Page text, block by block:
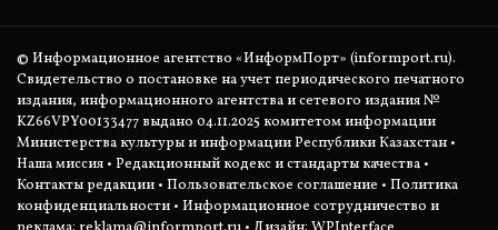
© Информационное агентство «ИнформПорт» (informport.ru).
Свидетельство о постановке на учет периодического печатного
издания, информационного агентства и сетевого издания №
KZ66VPY00133477 выдано 04.11.2025 комитетом информации
Министерства культуры и информации Республики Казахстан •
Наша миссия • Редакционный кодекс и стандарты качества •
Контакты редакции • Пользовательское соглашение • Политика
конфиденциальности • Информационное сотрудничество и